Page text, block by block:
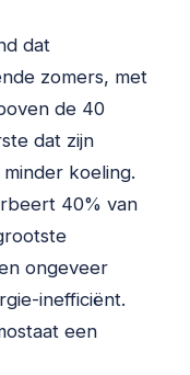
dat
zomers, met
de 40
dat zijn
koeling.
40% van
ongeveer
inefficiënt.
een